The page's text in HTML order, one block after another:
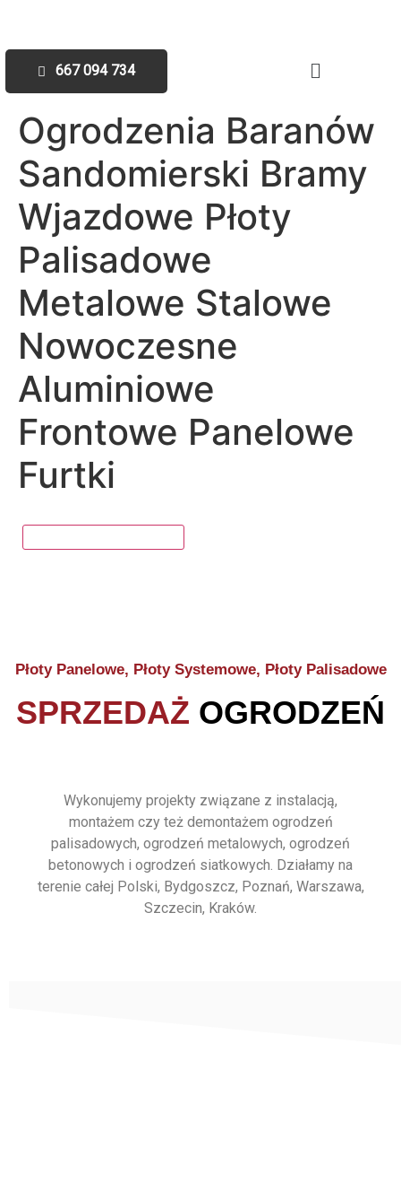
667 094 734
Ogrodzenia Baranów
Sandomierski Bramy
Wjazdowe Płoty
Palisadowe
Metalowe Stalowe
Nowoczesne
Aluminiowe
Frontowe Panelowe
Furtki
Płoty Panelowe, Płoty Systemowe, Płoty Palisadowe
SPRZEDAŻ OGRODZEŃ
Wykonujemy projekty związane z instalacją,
montażem czy też demontażem ogrodzeń
palisadowych, ogrodzeń metalowych, ogrodzeń
betonowych i ogrodzeń siatkowych. Działamy na
terenie całej Polski, Bydgoszcz, Poznań, Warszawa,
Szczecin, Kraków.